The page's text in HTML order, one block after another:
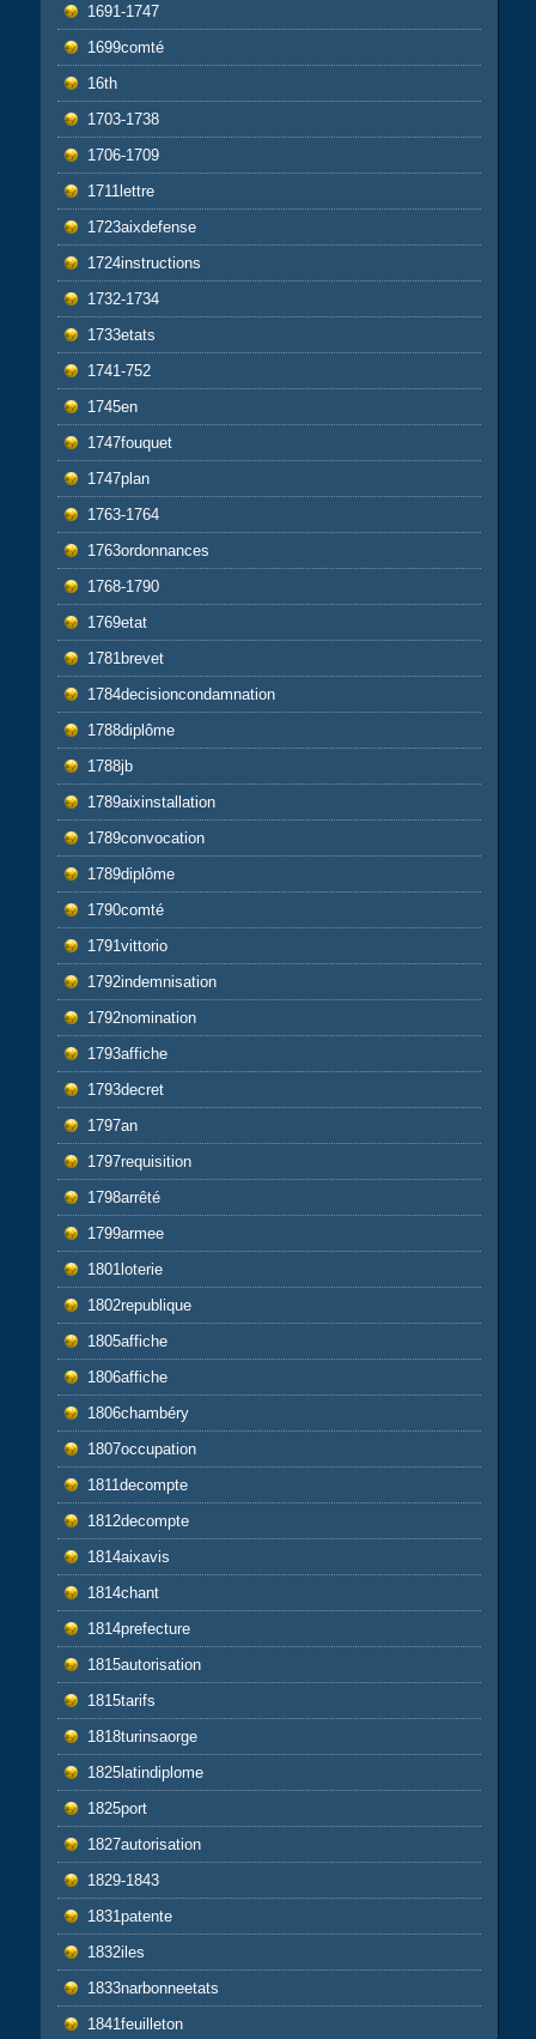
1691-1747
1699comté
16th
1703-1738
1706-1709
1711lettre
1723aixdefense
1724instructions
1732-1734
1733etats
1741-752
1745en
1747fouquet
1747plan
1763-1764
1763ordonnances
1768-1790
1769etat
1781brevet
1784decisioncondamnation
1788diplôme
1788jb
1789aixinstallation
1789convocation
1789diplôme
1790comté
1791vittorio
1792indemnisation
1792nomination
1793affiche
1793decret
1797an
1797requisition
1798arrêté
1799armee
1801loterie
1802republique
1805affiche
1806affiche
1806chambéry
1807occupation
1811decompte
1812decompte
1814aixavis
1814chant
1814prefecture
1815autorisation
1815tarifs
1818turinsaorge
1825latindiplome
1825port
1827autorisation
1829-1843
1831patente
1832iles
1833narbonneetats
1841feuilleton